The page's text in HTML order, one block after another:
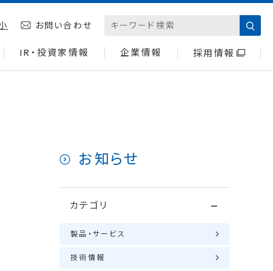
お問い合わせ
IR・投資家情報 企業情報 採用情報
お知らせ
カテゴリ
製品・サービス
技術情報